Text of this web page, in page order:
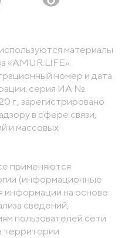
материалы
«AMUR.LIFE».
номер и дата
серия ИА №
зарегистрировано
в сфере связи,
и массовых
применяются
(информационные
информации на основе
сведений,
пользователей сети
территории